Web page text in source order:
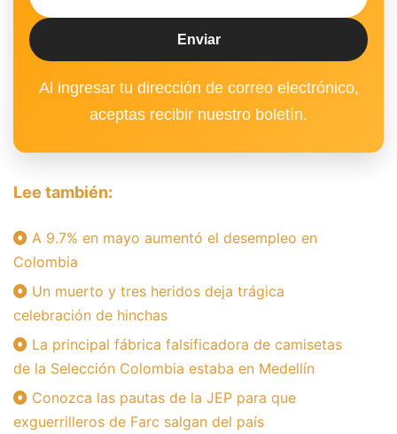
Al ingresar tu dirección de correo electrónico,
aceptas recibir nuestro boletín.
Lee también:
A 9.7% en mayo aumentó el desempleo en
Colombia
Un muerto y tres heridos deja trágica
celebración de hinchas
La principal fábrica falsificadora de camisetas
de la Selección Colombia estaba en Medellín
Conozca las pautas de la JEP para que
exguerrilleros de Farc salgan del país